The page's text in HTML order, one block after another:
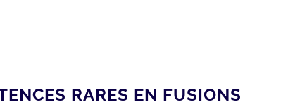
RARES EN FUSIONS